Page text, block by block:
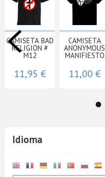
Idioma
CAMISETA BAD
RELIGION #
M12
11,95 €
CAMISETA
ANONYMOUS
MANIFIESTO
11,00 €